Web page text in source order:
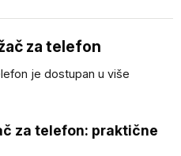
za telefon
je dostupan u više
za telefon: praktične